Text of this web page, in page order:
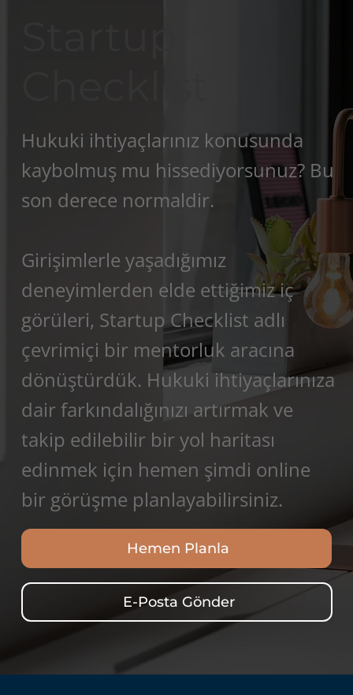
Hukuki ihtiyaçlarınız konusunda
kaybolmuş mu hissediyorsunuz? Bu
son derece normaldir.
Girişimlerle yaşadığımız
deneyimlerden elde ettiğimiz iç
görüleri, Startup Checklist adlı
çevrimiçi bir mentorluk aracına
dönüştürdük. Hukuki ihtiyaçlarınıza
dair farkındalığınızı artırmak ve
takip edilebilir bir yol haritası
edinmek için hemen şimdi online
bir görüşme planlayabilirsiniz.
Hemen Planla
E-Posta Gönder